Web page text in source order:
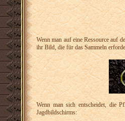
Wenn man auf eine Ressource auf
ihr Bild, die für das Sammeln
Wenn man sich entscheidet, die
Jagdbildschirms: